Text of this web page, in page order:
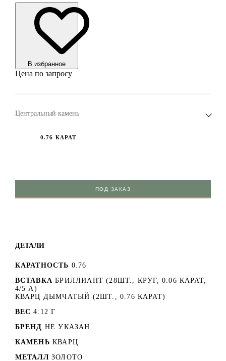
В избранноe
Цена по запросу
Центральный камень
0.76 КАРАТ
ПОД ЗАКАЗ
ДЕТАЛИ
КАРАТНОСТЬ 0.76
ВСТАВКА БРИЛЛИАНТ (28ШТ., КРУГ, 0.06 КАРАТ,
4/5 А)
КВАРЦ ДЫМЧАТЫЙ (2ШТ., 0.76 КАРАТ)
ВЕС 4.12 Г
БРЕНД НЕ УКАЗАН
КАМЕНЬ КВАРЦ
МЕТАЛЛ ЗОЛОТО